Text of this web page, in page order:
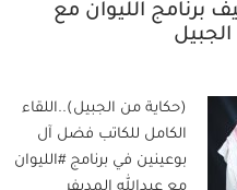
برنامج الليوان مع
(حكاية من الجبيل)..‏اللقاء
الكامل للكاتب فضل آل
بوعينين في برنامج ⁧‫#الليوان‬⁩